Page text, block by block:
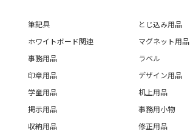
筆記具
とじ込み用品
ホワイトボード関連
マグネット用品
事務用品
ラベル
印章用品
デザイン用品
学童用品
机上用品
掲示用品
事務用小物
収納用品
修正用品